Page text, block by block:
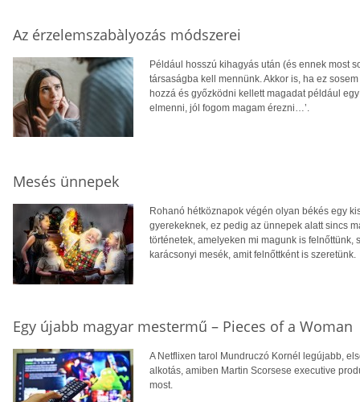
Az érzelemszabàlyozás módszerei
Például hosszú kihagyás után (és ennek most
társaságba kell mennünk. Akkor is, ha ez
hozzá és győzködni kellett magadat például
elmenni, jól fogom magam érezni…’.
Mesés ünnepek
Rohanó hétköznapok végén olyan békés egy
gyerekeknek, ez pedig az ünnepek alatt sincs
történetek, amelyeken mi magunk is
karácsonyi mesék, amit felnőttként is szeretünk.
Egy újabb magyar mestermű – Pieces of a Woman
A Netflixen tarol Mundruczó Kornél legújabb,
alkotás, amiben Martin Scorsese executive
most.